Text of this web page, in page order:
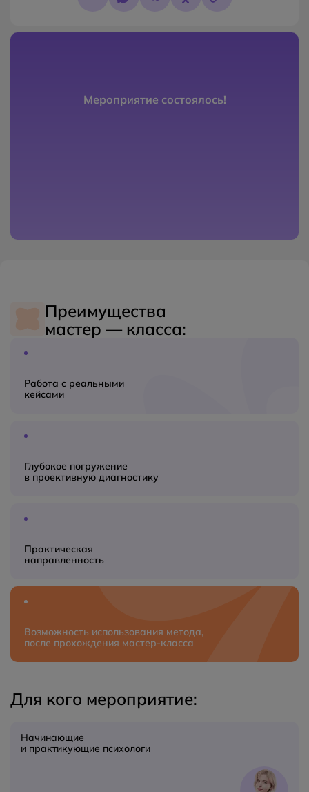
Мероприятие состоялось!
Преимущества
мастер — класса:
Работа с реальными
кейсами
Глубокое погружение
в проективную диагностику
Практическая
направленность
Возможность использования метода,
после прохождения мастер‑класса
Для кого мероприятие:
Начинающие
и практикующие психологи